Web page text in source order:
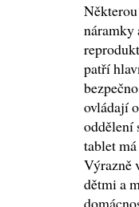
náramky
patří
ovládají
oddělení
tablet
Výrazně
dětmi a